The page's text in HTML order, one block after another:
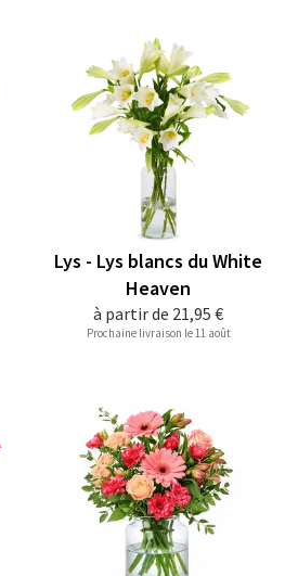
à partir de 21,95 €
Lys - Lys blancs du White
Heaven
Prochaine livraison le 11 août